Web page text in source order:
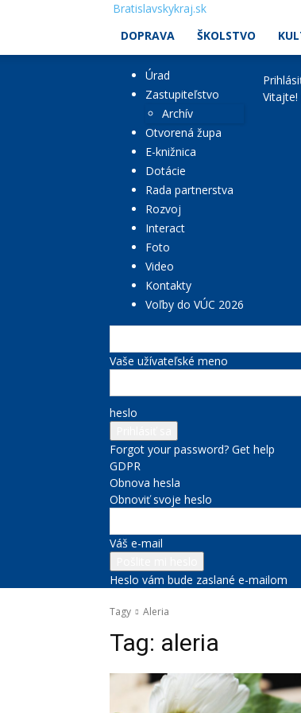
Bratislavskykraj.sk
DOPRAVA
ŠKOLSTVO
Úrad
Zastupiteľstvo
Archív
Otvorená župa
E-knižnica
Dotácie
Rada partnerstva
Rozvoj
Interact
Foto
Video
Kontakty
Voľby do VÚC 2026
Vitajte!
Vaše užívateľské meno
heslo
Forgot your password? Get help
GDPR
Obnova hesla
Obnoviť svoje heslo
Váš e-mail
Heslo vám bude zaslané e-mailom
Tagy Aleria
Tag: aleria